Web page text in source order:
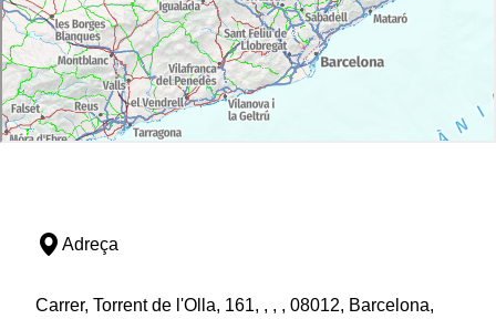
Adreça
Carrer, Torrent de l'Olla, 161, , , , 08012, Barcelona,